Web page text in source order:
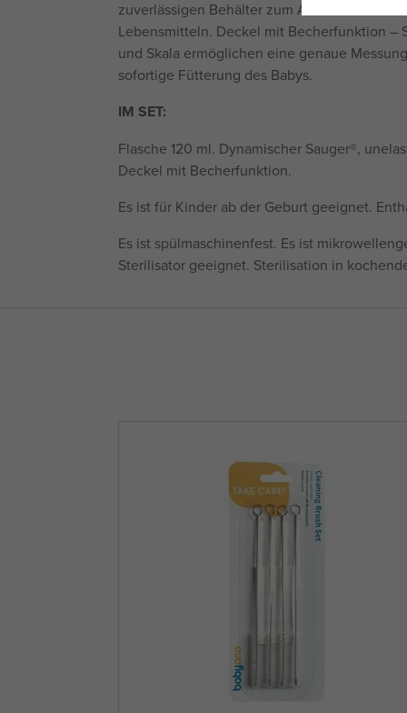
zuverlässigen Behälter zum Aufbewahren
Lebensmitteln. Deckel mit Becherfunktion –
und Skala ermöglichen eine genaue
sofortige Fütterung des Babys.
IM SET:
Flasche 120 ml. Dynamischer Sauger®,
Deckel mit Becherfunktion.
Es ist für Kinder ab der Geburt geeignet.
Es ist spülmaschinenfest. Es ist
Sterilisator geeignet. Sterilisation in